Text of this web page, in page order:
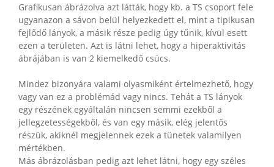
Grafikusan ábrázolva azt látták, hogy kb. a TS csoport fele
ugyanazon a sávon belül helyezkedett el, mint a tipikusan
fejlődő lányok, a másik része pedig úgy tűnik, kívül esett
ezen a területen. Azt is látni lehet, hogy a hiperaktivitás
ábrájában is van 2 kiemelkedő csúcs.
Mindez bizonyára valami olyasmiként értelmezhető, hogy
vagy van ez a problémád vagy nincs. Tehát a TS lányok
egy részének egyáltalán nincsen semmi ezekből a
jellegzetességekből, és van egy másik, elég jelentős
részük, akiknél megjelennek ezek a tünetek valamilyen
mértékben.
Más ábrázolásban pedig azt lehet látni, hogy egy széles